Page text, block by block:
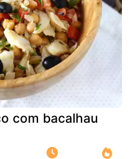
com bacalhau